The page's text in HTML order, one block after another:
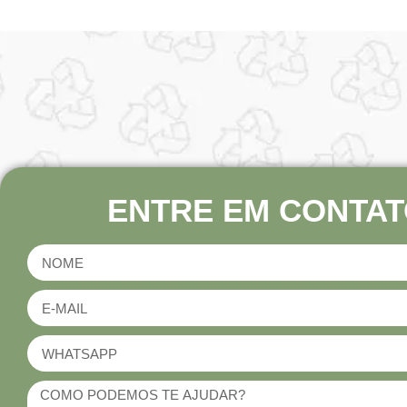
ENTRE EM